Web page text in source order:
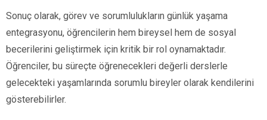
Sonuç olarak, görev ve sorumlulukların günlük yaşama
entegrasyonu, öğrencilerin hem bireysel hem de sosyal
becerilerini geliştirmek için kritik bir rol oynamaktadır.
Öğrenciler, bu süreçte öğrenecekleri değerli derslerle
gelecekteki yaşamlarında sorumlu bireyler olarak kendilerini
gösterebilirler.